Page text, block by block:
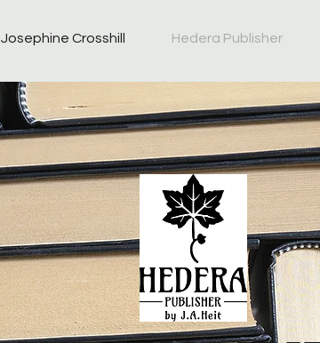
Josephine Crosshill Hedera Publisher